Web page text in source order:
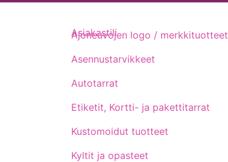
Ajoneuvojen logo / merkkituotteet
Asennustarvikkeet
Autotarrat
Etiketit, Kortti- ja pakettitarrat
Kustomoidut tuotteet
Kyltit ja opasteet
Asiakastili